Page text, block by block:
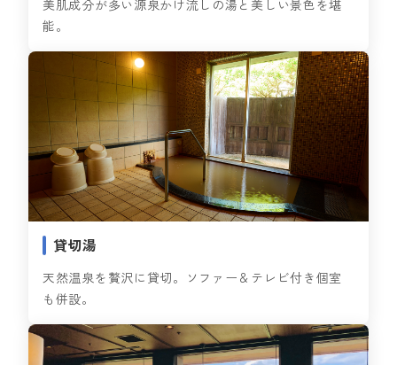
美肌成分が多い源泉かけ流しの湯と美しい景色を堪
能。
貸切湯
天然温泉を贅沢に貸切。ソファー＆テレビ付き個室
も併設。